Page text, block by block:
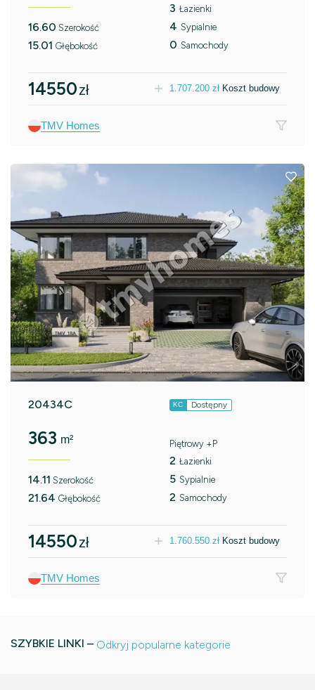
16.60 Szerokość
15.01 Głębokość
3 Łazienki
4 Sypialnie
0 Samochody
14550zł 1.707.200 zł Koszt budowy
TMV Homes
20434C KC Dostępny
363 m²
14.11 Szerokość
21.64 Głębokość
Piętrowy +P
2 Łazienki
5 Sypialnie
2 Samochody
14550zł 1.760.550 zł Koszt budowy
TMV Homes
SZYBKIE LINKI – Odkryj popularne kategorie